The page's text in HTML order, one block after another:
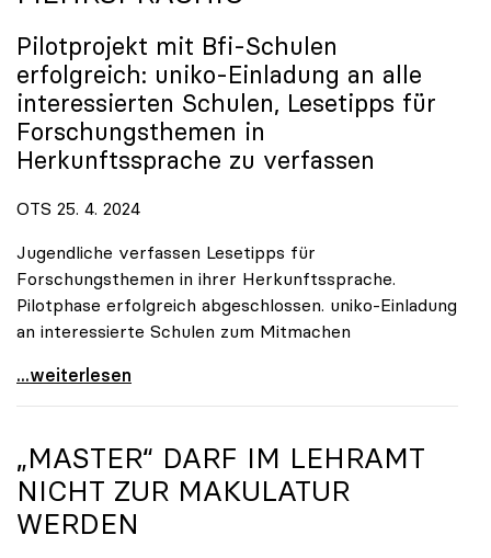
Pilotprojekt mit Bfi-Schulen
erfolgreich: uniko-Einladung an alle
interessierten Schulen, Lesetipps für
Forschungsthemen in
Herkunftssprache zu verfassen
OTS 25. 4. 2024
Jugendliche verfassen Lesetipps für
Forschungsthemen in ihrer Herkunftssprache.
Pilotphase erfolgreich abgeschlossen. uniko-Einladung
an interessierte Schulen zum Mitmachen
uniko-Wissenschaftsblog \"Schrödingers Katze\" nun
...weiterlesen
„MASTER“ DARF IM LEHRAMT
NICHT ZUR MAKULATUR
WERDEN